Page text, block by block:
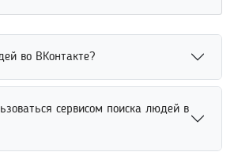
во ВКонтакте?
возможен через открытые
данные пользователей. Сервис
сервисом поиска людей в